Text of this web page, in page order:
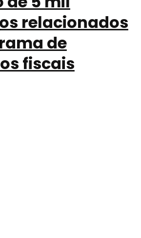
relacionados
de
fiscais